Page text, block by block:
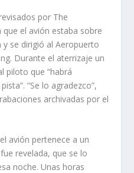
por The
el avión estaba sobre
se dirigió al Aeropuerto
Durante el aterrizaje un
piloto que “habrá
“Se lo agradezco”,
archivadas por el
avión pertenece a un
revelada, que se lo
noche. Unas horas